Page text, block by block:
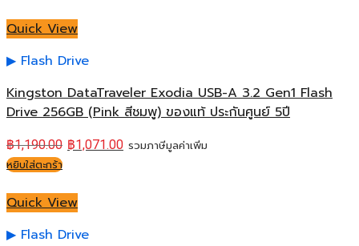
Quick View
Flash Drive
Kingston DataTraveler Exodia USB-A 3.2 Gen1 Flash
Drive 256GB (Pink สีชมพู) ของแท้ ประกันศูนย์ 5ปี
฿1,190.00 ฿1,071.00 รวมภาษีมูลค่าเพิ่ม
หยิบใส่ตะกร้า
Quick View
Flash Drive